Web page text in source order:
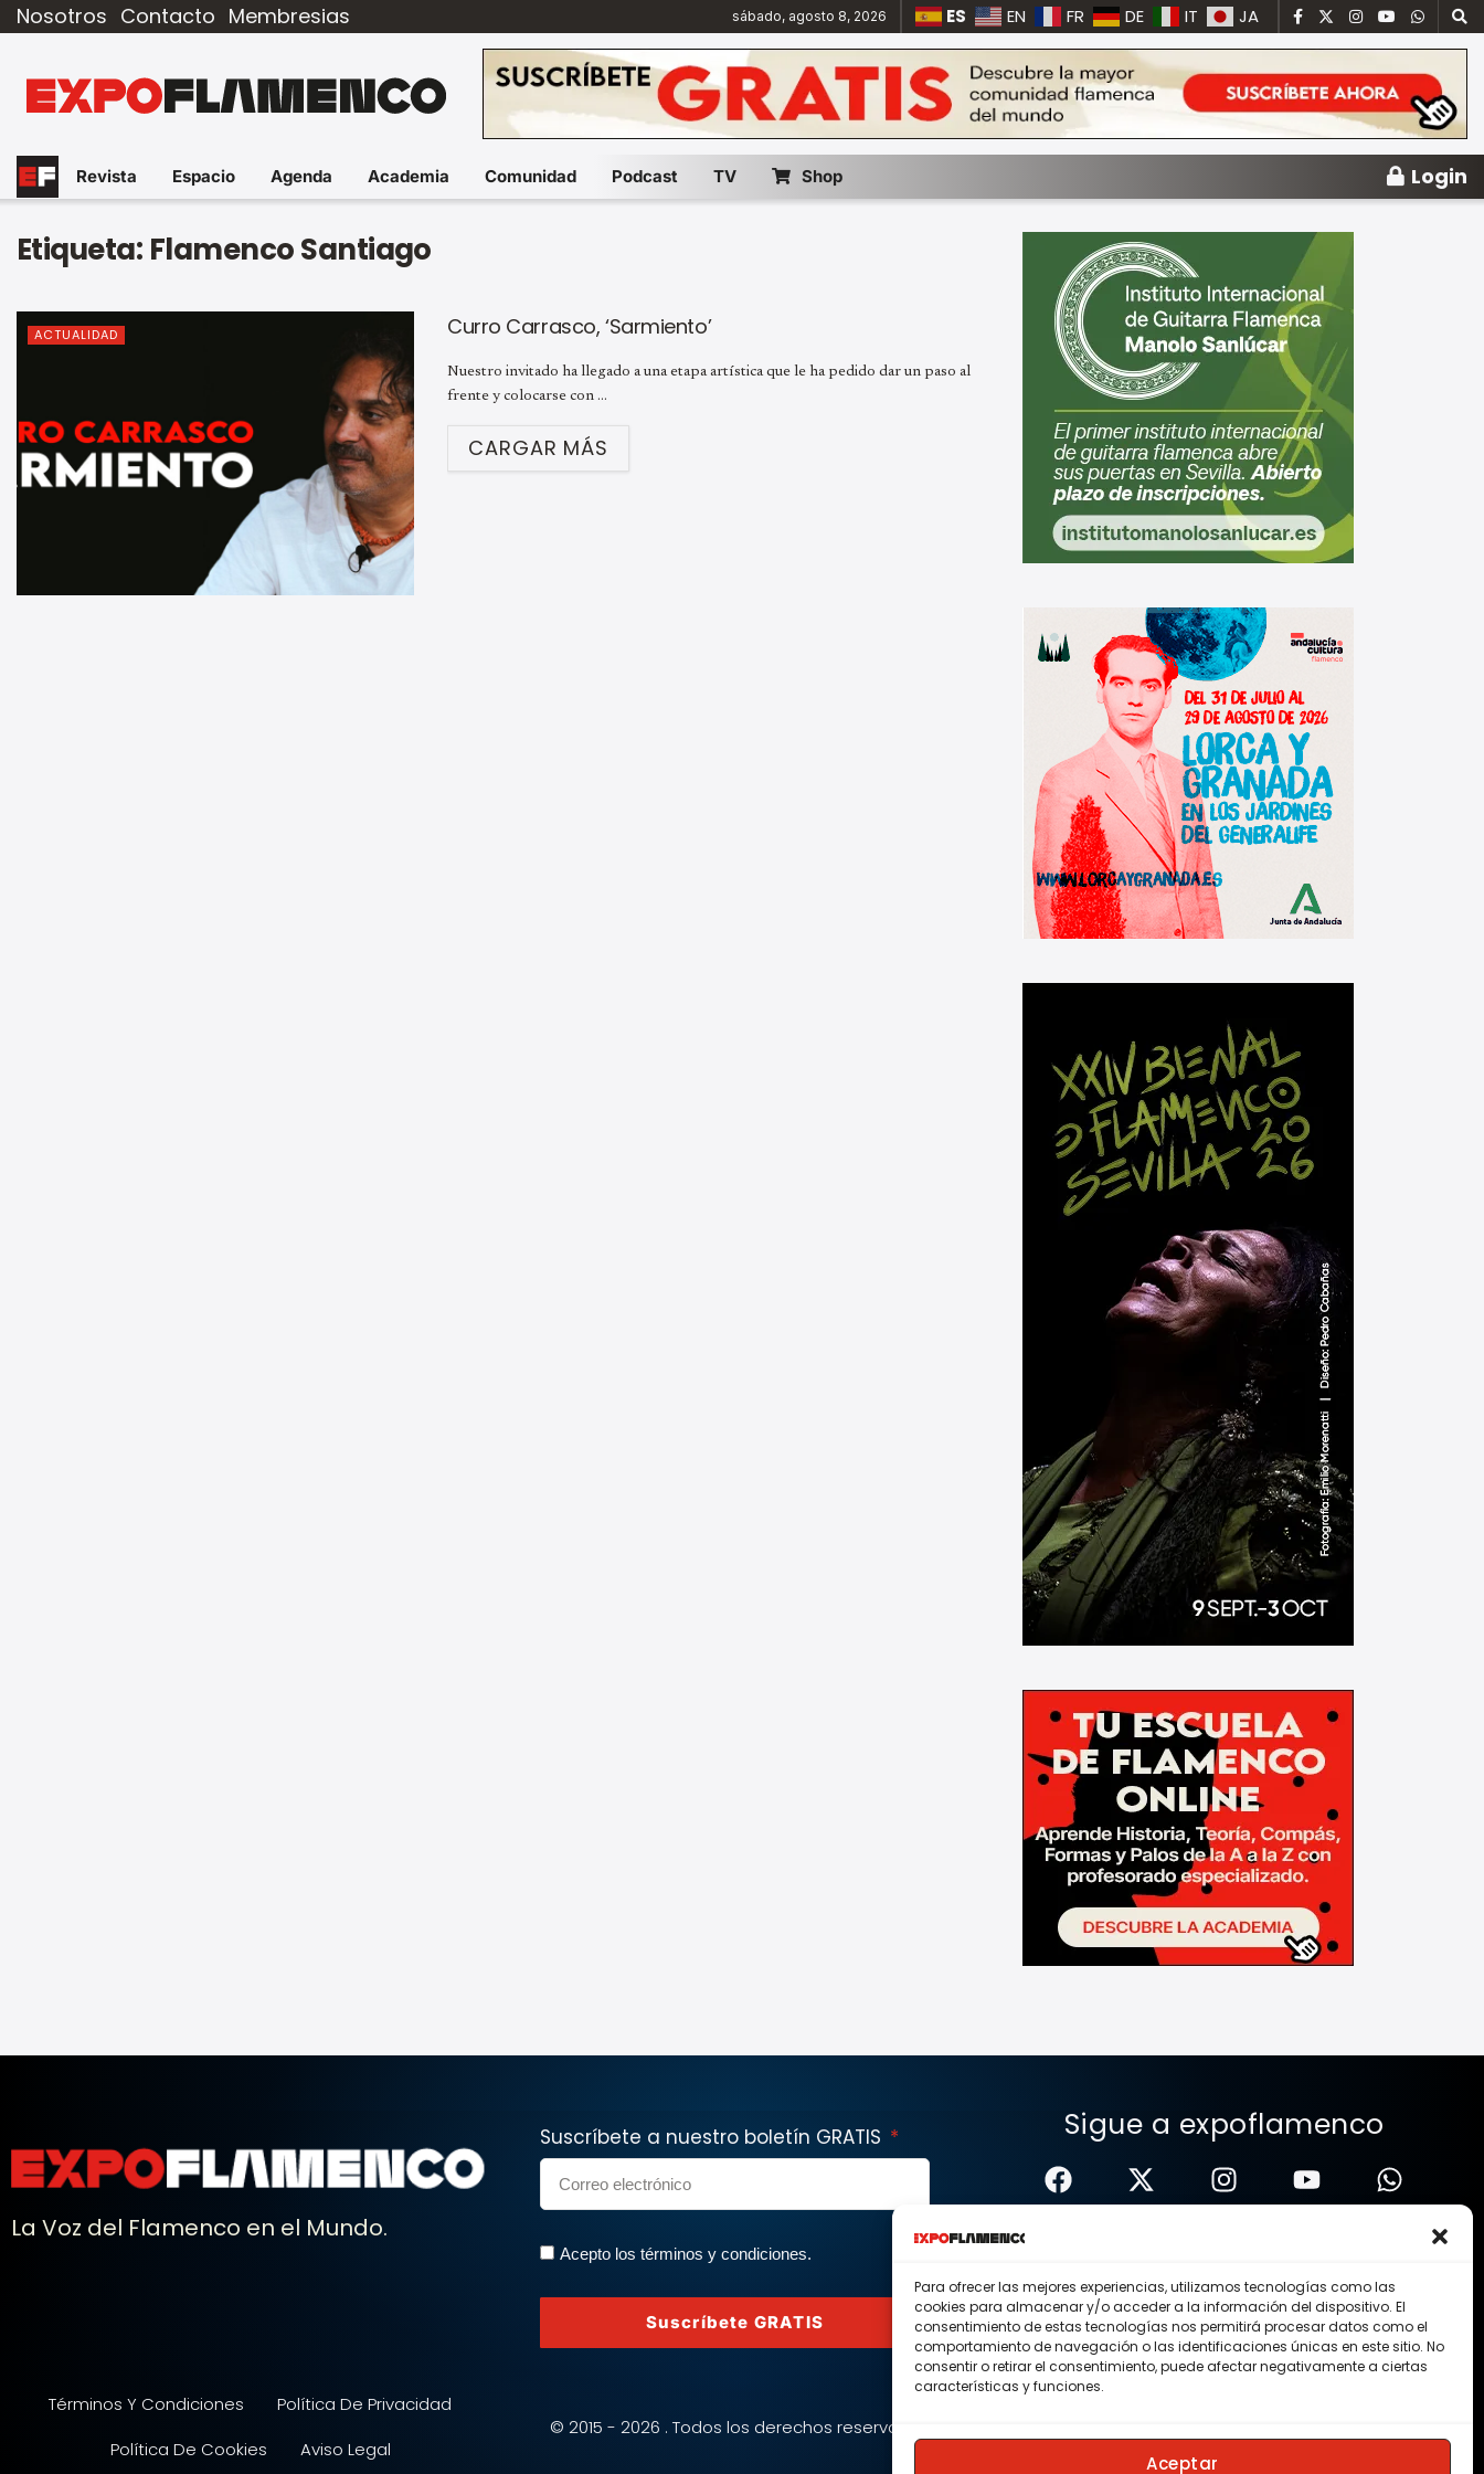
Para ofrecer las mejores experiencias, utilizamos tecnologías como las
cookies para almacenar y/o acceder a la información del dispositivo. El
consentimiento de estas tecnologías nos permitirá procesar datos como el
comportamiento de navegación o las identificaciones únicas en este sitio. No
consentir o retirar el consentimiento, puede afectar negativamente a ciertas
características y funciones.
Aceptar
Nosotros Contacto Membresias sábado, agosto 8, 2026 ES EN FR DE IT JA
Revista Espacio Agenda Academia Comunidad Podcast TV Shop Login
Etiqueta: Flamenco Santiago
ACTUALIDAD Curro Carrasco, ‘Sarmiento’
Nuestro invitado ha llegado a una etapa artística que le ha pedido dar un paso al
frente y colocarse con ...
CARGAR MÁS
La Voz del Flamenco en el Mundo.
Suscríbete a nuestro boletín GRATIS
Acepto los términos y condiciones.
Suscríbete GRATIS
Sigue a expoflamenco
Términos Y Condiciones
Política De Privacidad
Política De Cookies
Aviso Legal
© 2015 - 2026 . Todos los derechos reservados.